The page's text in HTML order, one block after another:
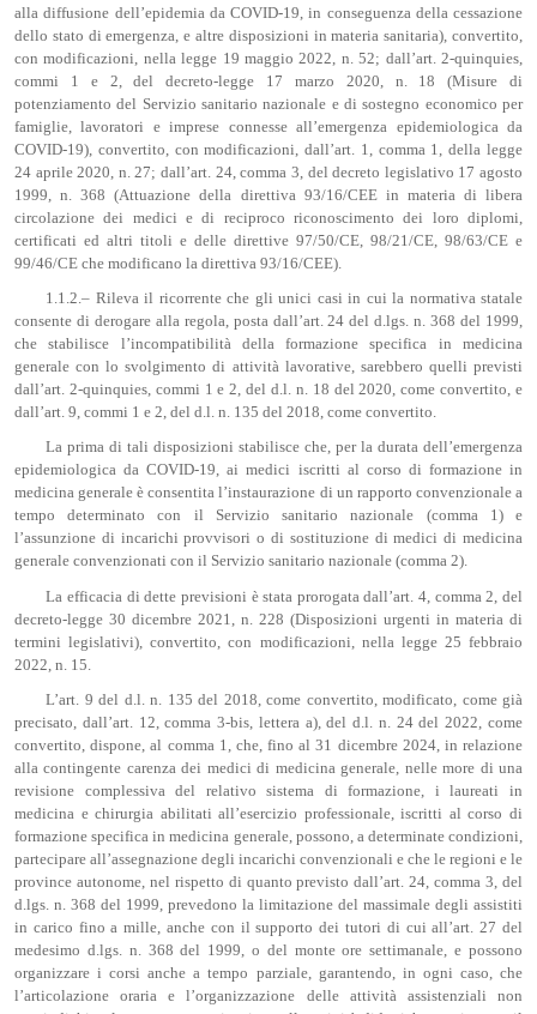
alla diffusione dell’epidemia da COVID-19, in conseguenza della cessazione
dello stato di emergenza, e altre disposizioni in materia sanitaria), convertito,
con modificazioni, nella legge 19 maggio 2022, n. 52; dall’art. 2-quinquies,
commi 1 e 2, del decreto-legge 17 marzo 2020, n. 18 (Misure di
potenziamento del Servizio sanitario nazionale e di sostegno economico per
famiglie, lavoratori e imprese connesse all’emergenza epidemiologica da
COVID-19), convertito, con modificazioni, dall’art. 1, comma 1, della legge
24 aprile 2020, n. 27; dall’art. 24, comma 3, del decreto legislativo 17 agosto
1999, n. 368 (Attuazione della direttiva 93/16/CEE in materia di libera
circolazione dei medici e di reciproco riconoscimento dei loro diplomi,
certificati ed altri titoli e delle direttive 97/50/CE, 98/21/CE, 98/63/CE e
99/46/CE che modificano la direttiva 93/16/CEE).
1.1.2.– Rileva il ricorrente che gli unici casi in cui la normativa statale
consente di derogare alla regola, posta dall’art. 24 del d.lgs. n. 368 del 1999,
che stabilisce l’incompatibilità della formazione specifica in medicina
generale con lo svolgimento di attività lavorative, sarebbero quelli previsti
dall’art. 2-quinquies, commi 1 e 2, del d.l. n. 18 del 2020, come convertito, e
dall’art. 9, commi 1 e 2, del d.l. n. 135 del 2018, come convertito.
La prima di tali disposizioni stabilisce che, per la durata dell’emergenza
epidemiologica da COVID-19, ai medici iscritti al corso di formazione in
medicina generale è consentita l’instaurazione di un rapporto convenzionale a
tempo determinato con il Servizio sanitario nazionale (comma 1) e
l’assunzione di incarichi provvisori o di sostituzione di medici di medicina
generale convenzionati con il Servizio sanitario nazionale (comma 2).
La efficacia di dette previsioni è stata prorogata dall’art. 4, comma 2, del
decreto-legge 30 dicembre 2021, n. 228 (Disposizioni urgenti in materia di
termini legislativi), convertito, con modificazioni, nella legge 25 febbraio
2022, n. 15.
L’art. 9 del d.l. n. 135 del 2018, come convertito, modificato, come già
precisato, dall’art. 12, comma 3-bis, lettera a), del d.l. n. 24 del 2022, come
convertito, dispone, al comma 1, che, fino al 31 dicembre 2024, in relazione
alla contingente carenza dei medici di medicina generale, nelle more di una
revisione complessiva del relativo sistema di formazione, i laureati in
medicina e chirurgia abilitati all’esercizio professionale, iscritti al corso di
formazione specifica in medicina generale, possono, a determinate condizioni,
partecipare all’assegnazione degli incarichi convenzionali e che le regioni e le
province autonome, nel rispetto di quanto previsto dall’art. 24, comma 3, del
d.lgs. n. 368 del 1999, prevedono la limitazione del massimale degli assistiti
in carico fino a mille, anche con il supporto dei tutori di cui all’art. 27 del
medesimo d.lgs. n. 368 del 1999, o del monte ore settimanale, e possono
organizzare i corsi anche a tempo parziale, garantendo, in ogni caso, che
l’articolazione oraria e l’organizzazione delle attività assistenziali non